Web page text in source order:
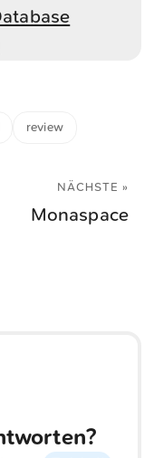
review
NÄCHSTE »
Monaspace